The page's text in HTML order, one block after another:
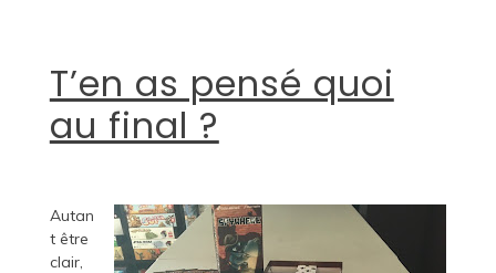
T’en as pensé quoi
au final ?
Autan
t être
clair,